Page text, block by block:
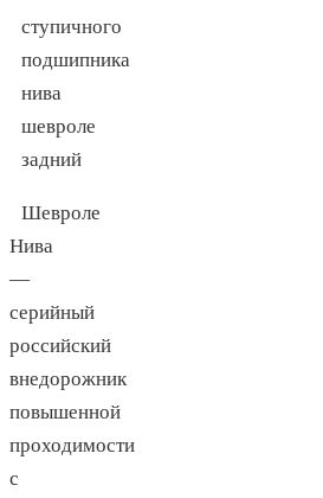
Шевроле
Нива
—
серийный
российский
внедорожник
повышенной
проходимости
с